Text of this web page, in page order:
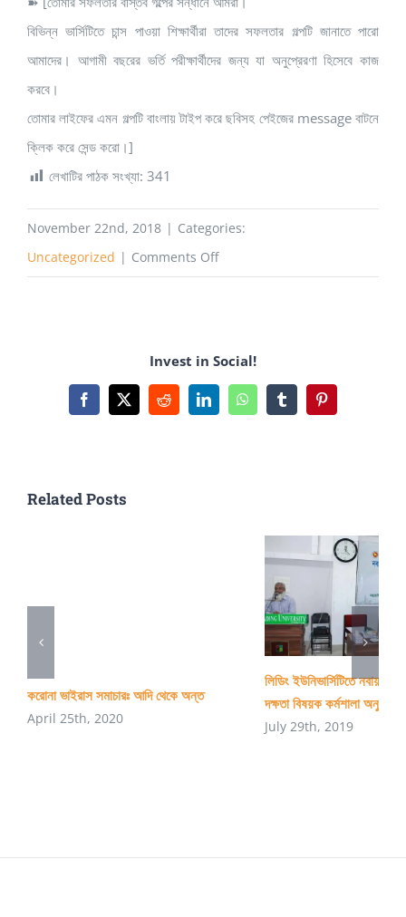
বিভিন্ন ভার্সিটিতে চান্স পাওয়া শিক্ষার্থীরা তাদের সফলতার গল্পটি জানাতে পারো
আমাদের। আগামী বছরের ভর্তি পরীক্ষার্থীদের জন্য যা অনুপ্রেরণা হিসেবে কাজ
করবে।
তোমার লাইফের এমন গল্পটি বাংলায় টাইপ করে ছবিসহ পেইজের message বাটনে
ক্লিক করে সেন্ড করো।]
লেখাটির পাঠক সংখ্যা: 341
November 22nd, 2018 | Categories:
Uncategorized | Comments Offon
HSC
Invest in Social!
Facebook
X RedditLinkedInWhatsAppTumblrPinterest
Related Posts
করোনা ভাইরাস সমাচারঃ আদি থেকে অন্ত
April 25th, 2020
লিডিং ইউনিভার্সিটিতে
দক্ষতা বিষয়ক কর্মশালা অনুষ্ঠিত
July 29th, 2019